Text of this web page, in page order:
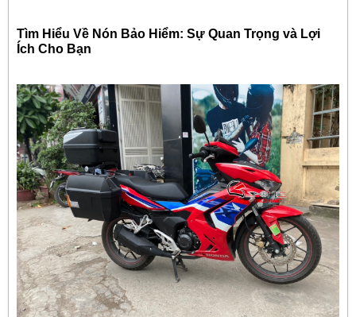
Tìm Hiểu Về Nón Bảo Hiểm: Sự Quan Trọng và Lợi
Ích Cho Bạn